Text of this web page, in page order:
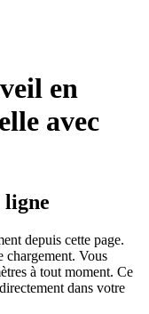
en
avec
ligne
depuis cette page.
chargement. Vous
à tout moment. Ce
dans votre